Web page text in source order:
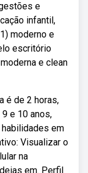
e
infantil,
moderno e
escritório
e clean
é de 2 horas,
e 10 anos,
em
Visualizar o
na
em. Perfil